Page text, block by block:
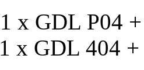
x GDL P04
x GDL 404